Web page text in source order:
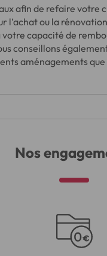
afin de refaire votre
l’achat ou la
capacité de
conseillons
aménagements
Nos